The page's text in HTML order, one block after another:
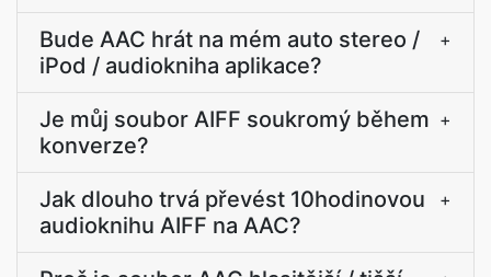
Bude AAC hrát na mém auto stereo /
iPod / audiokniha aplikace?
+
Je můj soubor AIFF soukromý během
konverze?
+
Jak dlouho trvá převést 10hodinovou
audioknihu AIFF na AAC?
+